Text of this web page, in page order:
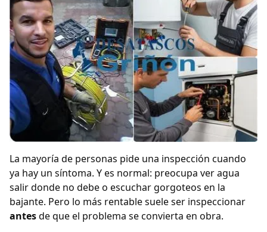
La mayoría de personas pide una inspección cuando
ya hay un síntoma. Y es normal: preocupa ver agua
salir donde no debe o escuchar gorgoteos en la
bajante. Pero lo más rentable suele ser inspeccionar
antesde que el problema se convierta en obra.